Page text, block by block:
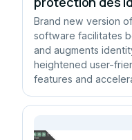
Brand new version of
software facilitates
and augments
heightened user-
features and